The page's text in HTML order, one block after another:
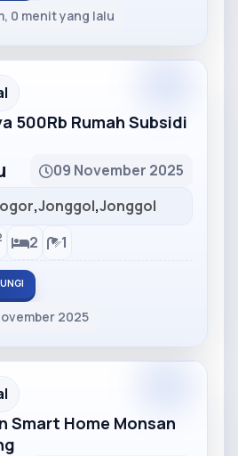
0 menit yang lalu
500Rb Rumah Subsidi
09 November 2025
,Jonggol,Jonggol
2 1
2025
Smart Home Monsan